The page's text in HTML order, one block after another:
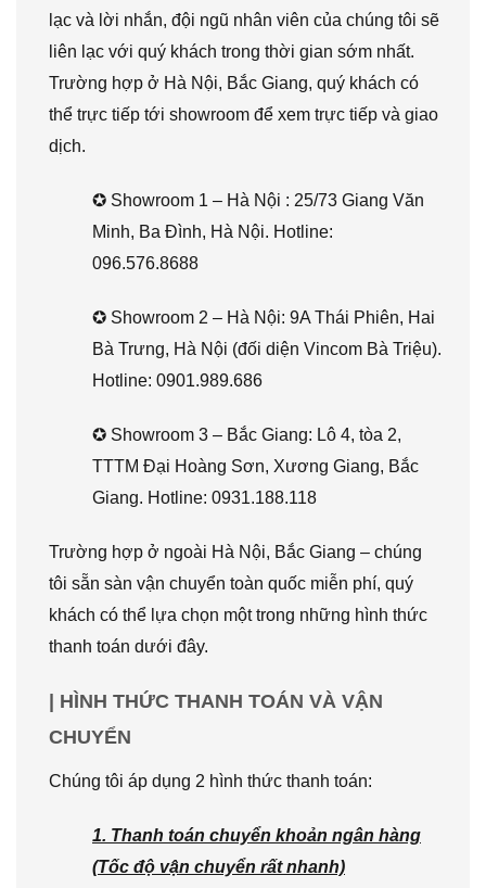
lạc và lời nhắn, đội ngũ nhân viên của chúng tôi sẽ
liên lạc với quý khách trong thời gian sớm nhất.
Trường hợp ở Hà Nội, Bắc Giang, quý khách có
thể trực tiếp tới showroom để xem trực tiếp và giao
dịch.
✪ Showroom 1 – Hà Nội : 25/73 Giang Văn
Minh, Ba Đình, Hà Nội. Hotline:
096.576.8688
✪ Showroom 2 – Hà Nội: 9A Thái Phiên, Hai
Bà Trưng, Hà Nội (đối diện Vincom Bà Triệu).
Hotline: 0901.989.686
✪ Showroom 3 – Bắc Giang: Lô 4, tòa 2,
TTTM Đại Hoàng Sơn, Xương Giang, Bắc
Giang. Hotline: 0931.188.118
Trường hợp ở ngoài Hà Nội, Bắc Giang – chúng
tôi sẵn sàn vận chuyển toàn quốc miễn phí, quý
khách có thể lựa chọn một trong những hình thức
thanh toán dưới đây.
| HÌNH THỨC THANH TOÁN VÀ VẬN
CHUYỂN
Chúng tôi áp dụng 2 hình thức thanh toán:
1. Thanh toán chuyển khoản ngân hàng
(Tốc độ vận chuyển rất nhanh)